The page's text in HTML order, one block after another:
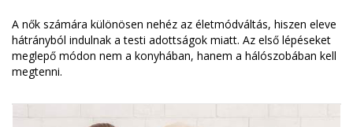
A nők számára különösen nehéz az életmódváltás, hiszen eleve
hátrányból indulnak a testi adottságok miatt. Az első lépéseket
meglepő módon nem a konyhában, hanem a hálószobában kell
megtenni.